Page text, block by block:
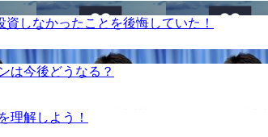
しなかったことを後悔していた！
は今後どうなる？
理解しよう！